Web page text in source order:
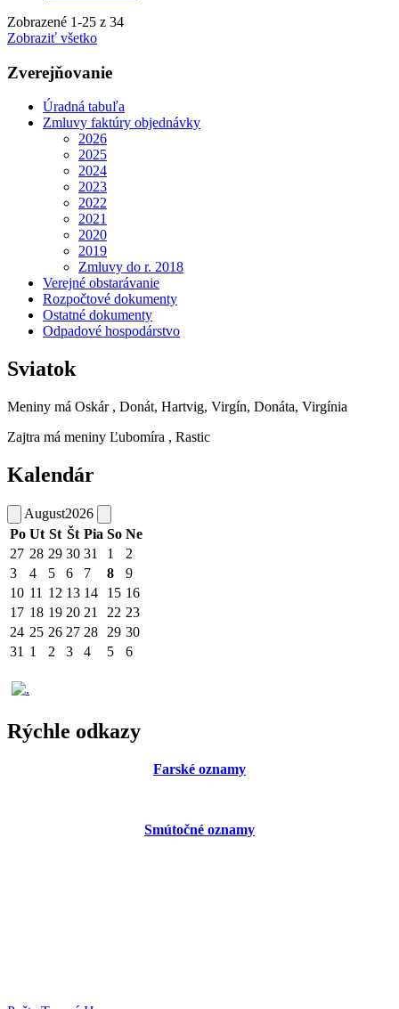
Zobrazené 1-25 z 34
Zobraziť všetko
Zverejňovanie
Úradná tabuľa
Zmluvy faktúry objednávky
2026
2025
2024
2023
2022
2021
2020
2019
Zmluvy do r. 2018
Verejné obstarávanie
Rozpočtové dokumenty
Ostatné dokumenty
Odpadové hospodárstvo
Sviatok
Meniny má Oskár , Donát, Hartvig, Virgín, Donáta, Virgínia
Zajtra má meniny Ľubomíra , Rastic
Kalendár
August2026
Po Ut St Št Pia So Ne
27 28 29 30 31 1
2
3
4 5 6 7 8
9
10 11 12 13 14 15 16
17 18 19 20 21 22 23
24 25 26 27 28 29 30
31 1 2 3 4 5 6
Rýchle odkazy
Farské oznamy
Smútočné oznamy